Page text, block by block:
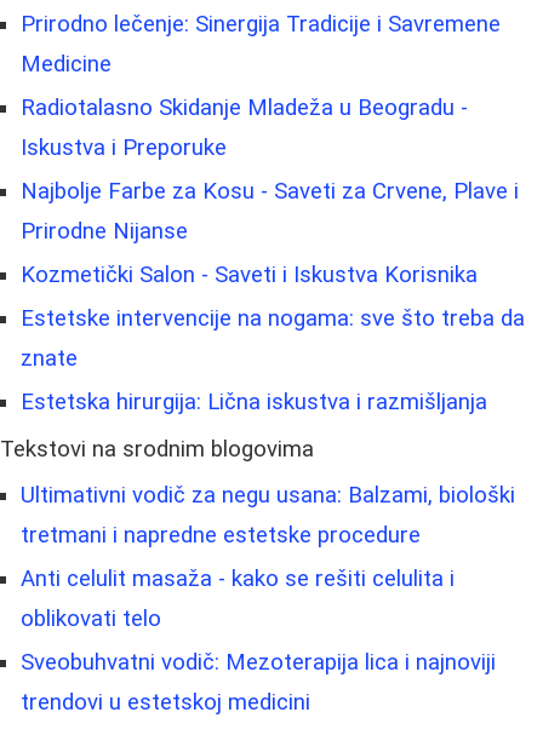
Prirodno lečenje: Sinergija Tradicije i Savremene
Medicine
Radiotalasno Skidanje Mladeža u Beogradu -
Iskustva i Preporuke
Najbolje Farbe za Kosu - Saveti za Crvene, Plave i
Prirodne Nijanse
Kozmetički Salon - Saveti i Iskustva Korisnika
Estetske intervencije na nogama: sve što treba da
znate
Estetska hirurgija: Lična iskustva i razmišljanja
Tekstovi na srodnim blogovima
Ultimativni vodič za negu usana: Balzami, biološki
tretmani i napredne estetske procedure
Anti celulit masaža - kako se rešiti celulita i
oblikovati telo
Sveobuhvatni vodič: Mezoterapija lica i najnoviji
trendovi u estetskoj medicini